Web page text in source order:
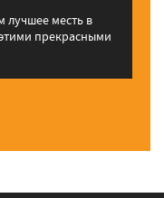
лучшее месть в
прекрасными